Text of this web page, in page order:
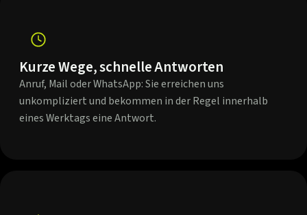
Kurze Wege, schnelle Antworten
Anruf, Mail oder WhatsApp: Sie erreichen uns
unkompliziert und bekommen in der Regel innerhalb
eines Werktags eine Antwort.